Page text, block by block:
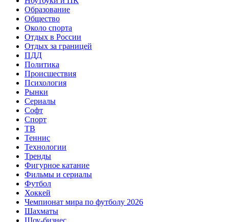
Образование
Общество
Около спорта
Отдых в России
Отдых за границей
ПДД
Политика
Происшествия
Психология
Рынки
Сериалы
Софт
Спорт
ТВ
Теннис
Технологии
Тренды
Фигурное катание
Фильмы и сериалы
Футбол
Хоккей
Чемпионат мира по футболу 2026
Шахматы
Шоу-бизнес